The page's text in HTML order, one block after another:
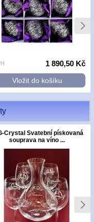
1 890,50 Kč
Vložit do košíku
Crystal Svatební pískovaná
souprava na víno ...